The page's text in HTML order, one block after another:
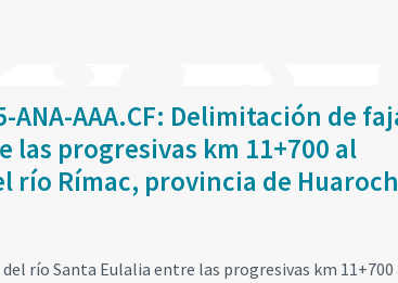
AAA.CF: Delimitación de
progresivas km 11+700 al
río Rímac, provincia de
río Santa Eulalia entre las progresivas km 11+700